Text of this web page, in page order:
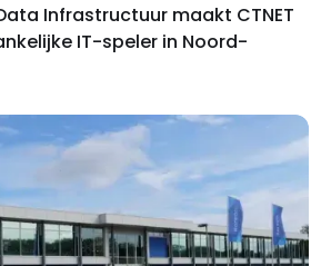
Infrastructuur maakt CTNET
IT-speler in Noord-